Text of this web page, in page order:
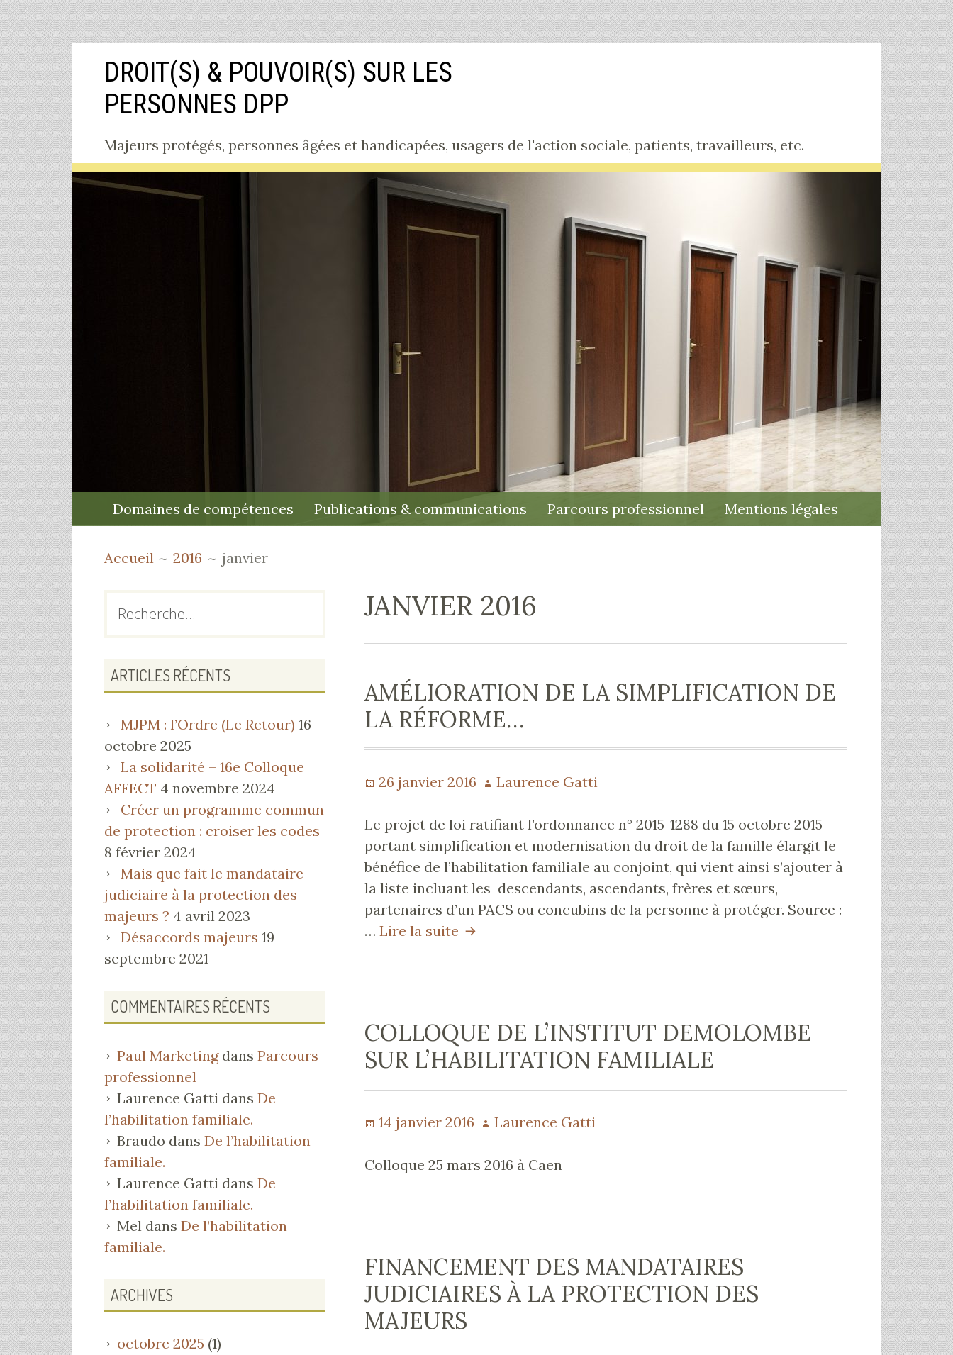
contenu
DROIT(S) & POUVOIR(S) SUR LES
PERSONNES DPP
Majeurs protégés, personnes âgées et handicapées, usagers de l'action sociale, patients, travailleurs, etc.
MENU
PRINCIPAL
Domaines de compétences Publications & communications Parcours professionnel Mentions légales
D'ARIANE
Accueil 2016 janvier
JANVIER 2016
AMÉLIORATION DE LA SIMPLIFICATION DE
LA RÉFORME…
Publié
26 janvier 2016 Auteur
Laurence Gatti
Le projet de loi ratifiant l’ordonnance n° 2015-1288 du 15 octobre 2015
portant simplification et modernisation du droit de la famille élargit le
bénéfice de l’habilitation familiale au conjoint, qui vient ainsi s’ajouter à
la liste incluant les descendants, ascendants, frères et sœurs,
partenaires d’un PACS ou concubins de la personne à protéger. Source :
…Lire la suite Amélioration
la
réforme…
COLLOQUE DE L’INSTITUT DEMOLOMBE
SUR L’HABILITATION FAMILIALE
Publié
14 janvier 2016 Auteur
Laurence Gatti
Colloque 25 mars 2016 à Caen
FINANCEMENT DES MANDATAIRES
JUDICIAIRES À LA PROTECTION DES
MAJEURS
BARRE
ARTICLES RÉCENTS
MJPM : l’Ordre (Le Retour) 16
octobre 2025
La solidarité – 16e Colloque
AFFECT 4 novembre 2024
Créer un programme commun
de protection : croiser les codes
8 février 2024
Mais que fait le mandataire
judiciaire à la protection des
majeurs ? 4 avril 2023
Désaccords majeurs 19
septembre 2021
COMMENTAIRES RÉCENTS
Paul Marketingdans Parcours
professionnel
Laurence Gatti dans De
l’habilitation familiale.
Braudo dans De l’habilitation
familiale.
Laurence Gatti dans De
l’habilitation familiale.
Mel dans De l’habilitation
familiale.
ARCHIVES
octobre 2025 (1)